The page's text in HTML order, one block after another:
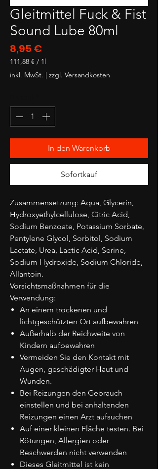
Gleitmittel Fuck & Fist
Sound Lube 80ml
8,95 €
111,88 € / 1l
111,88 €
pro
inkl. MwSt. | zzgl. Versandkosten
In den Warenkorb
Sofortkauf
Zusammensetzung: Aqua, Glycerin,
Hydroxyethylcellulose, Citric Acid,
Sodium Benzoate, Potassium Sorbate,
Pentylene Glycol, Sorbitol, Sodium
Lactate, Urea, Lactic Acid, Serine,
Sodium Hydroxide, Sodium Chloride,
Allantoin.
Vorsichtsmaßnahmen für die
Verwendung:
An einem trockenen und
lichtgeschützten Ort aufbewahren
Außerhalb der Reichweite von
Kindern aufbewahren
Vermeiden Sie den Kontakt mit
Augen, geschädigter Haut und
Wunden.
Bei Reizungen den Gebrauch
einstellen und bei anhaltenden
Reizungen einen Arzt aufsuchen
Auf einer kleinen Fläche testen. Bei
Rötungen, Allergien oder
Beschwerden nicht verwenden
Dieses Gleitmittel ist kein